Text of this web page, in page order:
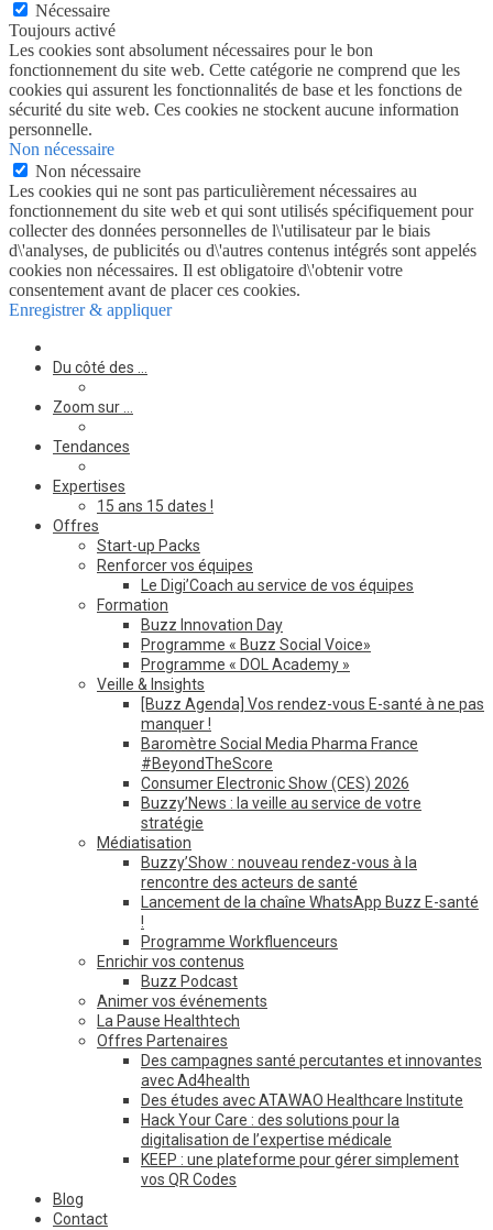
Nécessaire
Toujours activé
Les cookies sont absolument nécessaires pour le bon
fonctionnement du site web. Cette catégorie ne comprend que les
cookies qui assurent les fonctionnalités de base et les fonctions de
sécurité du site web. Ces cookies ne stockent aucune information
personnelle.
Non nécessaire
Non nécessaire
Les cookies qui ne sont pas particulièrement nécessaires au
fonctionnement du site web et qui sont utilisés spécifiquement pour
collecter des données personnelles de l\'utilisateur par le biais
d\'analyses, de publicités ou d\'autres contenus intégrés sont appelés
cookies non nécessaires. Il est obligatoire d\'obtenir votre
consentement avant de placer ces cookies.
Enregistrer & appliquer
Du côté des …
Zoom sur …
Tendances
Expertises
15 ans 15 dates !
Offres
Start-up Packs
Renforcer vos équipes
Le Digi’Coach au service de vos équipes
Formation
Buzz Innovation Day
Programme « Buzz Social Voice»
Programme « DOL Academy »
Veille & Insights
[Buzz Agenda] Vos rendez-vous E-santé à ne pas
manquer !
Baromètre Social Media Pharma France
#BeyondTheScore
Consumer Electronic Show (CES) 2026
Buzzy’News : la veille au service de votre
stratégie
Médiatisation
Buzzy’Show : nouveau rendez-vous à la
rencontre des acteurs de santé
Lancement de la chaîne WhatsApp Buzz E-santé
!
Programme Workfluenceurs
Enrichir vos contenus
Buzz Podcast
Animer vos événements
La Pause Healthtech
Offres Partenaires
Des campagnes santé percutantes et innovantes
avec Ad4health
Des études avec ATAWAO Healthcare Institute
Hack Your Care : des solutions pour la
digitalisation de l’expertise médicale
KEEP : une plateforme pour gérer simplement
vos QR Codes
Blog
Contact